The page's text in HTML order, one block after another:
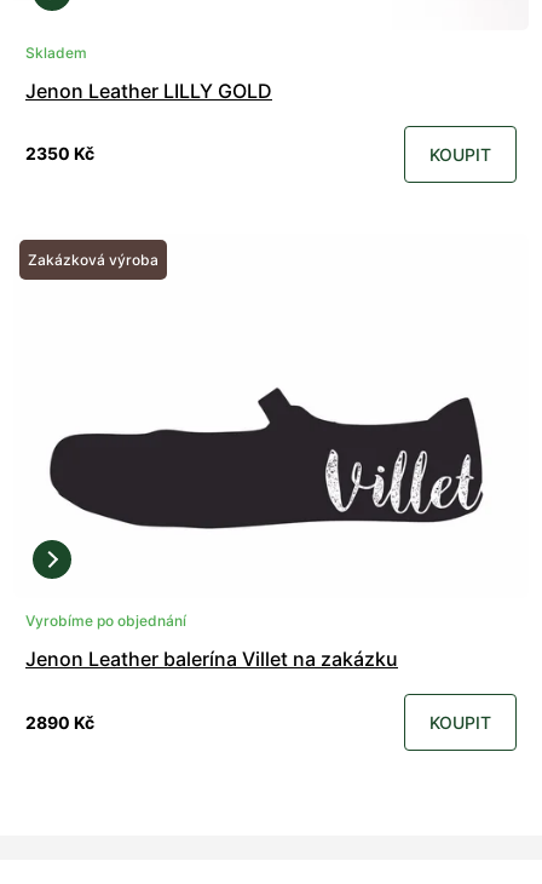
Skladem
Jenon Leather LILLY GOLD
2350 Kč KOUPIT
Zakázková výroba
Vyrobíme po objednání
Jenon Leather balerína Villet na zakázku
2890 Kč KOUPIT